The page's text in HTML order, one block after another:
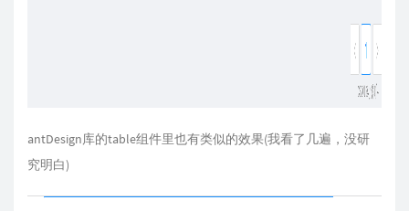
antDesign库的table组件里也有类似的效果(我看了几遍，没研
究明白)